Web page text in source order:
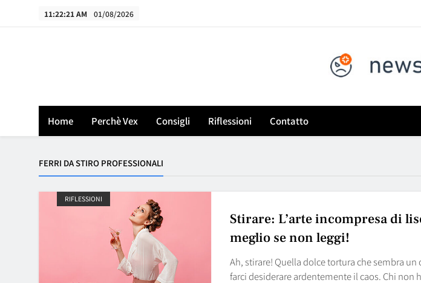
11:22:21 AM 01/08/2026
Le aziende che si
News VEX
Home Perchè Vex Consigli Riflessioni Contatto
FERRI DA STIRO PROFESSIONALI
RIFLESSIONI
Stirare: L’arte incompresa di
meglio se non leggi!
Ah, stirare! Quella dolce tortura che sembra un
farci desiderare ardentemente il caos. Chi